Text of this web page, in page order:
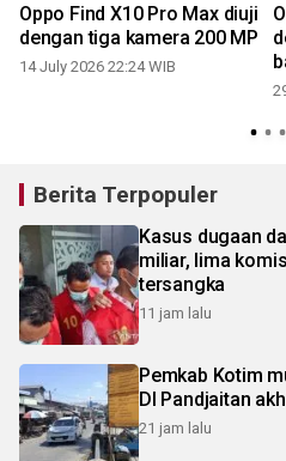
Oppo Find X10 Pro Max diuji
dengan tiga kamera 200 MP
14 July 2026 22:24 WIB
Berita Terpopuler
Kasus dugaan
miliar, lima
tersangka
11 jam lalu
Pemkab Kotim
DI Pandjaitan
21 jam lalu